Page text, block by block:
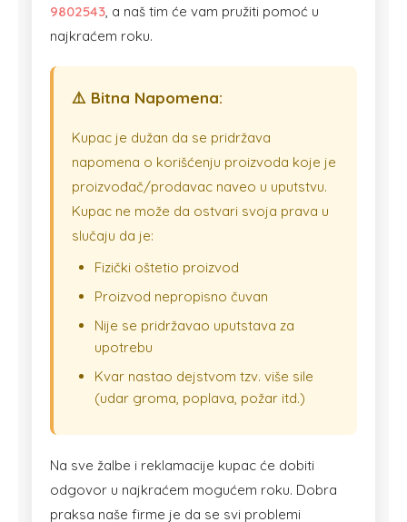
9802543 , a naš tim će vam pružiti pomoć u
najkraćem roku.
⚠️ Bitna Napomena:
Kupac je dužan da se pridržava
napomena o korišćenju proizvoda koje je
proizvođač/prodavac naveo u uputstvu.
Kupac ne može da ostvari svoja prava u
slučaju da je:
Fizički oštetio proizvod
Proizvod nepropisno čuvan
Nije se pridržavao uputstava za
upotrebu
Kvar nastao dejstvom tzv. više sile
(udar groma, poplava, požar itd.)
Na sve žalbe i reklamacije kupac će dobiti
odgovor u najkraćem mogućem roku. Dobra
praksa naše firme je da se svi problemi